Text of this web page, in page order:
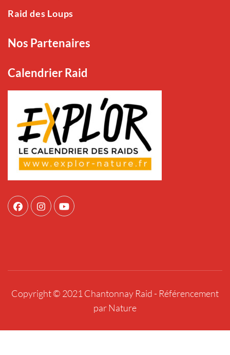
Raid des Loups
Nos Partenaires
Calendrier Raid
Copyright © 2021 Chantonnay Raid - Référencement
par Nature